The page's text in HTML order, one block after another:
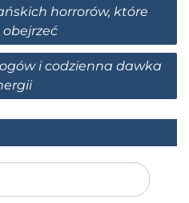
horrorów, które
i codzienna dawka